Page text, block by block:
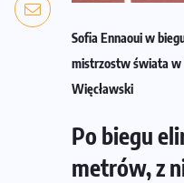
Sofia Ennaoui w
mistrzostw świata w
Więcławski
Po biegu
metrów, z